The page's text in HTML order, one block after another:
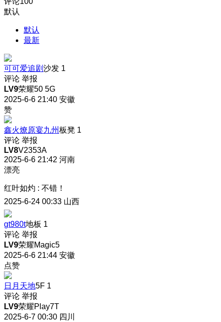
默认
默认
最新
可可爱追剧沙发 1
评论 举报
LV9荣耀50 5G
2025-6-6 21:40 安徽
赞
鑫火燎原宴九州板凳 1
评论 举报
LV8V2353A
2025-6-6 21:42 河南
漂亮
红叶如灼 : 不错！
2025-6-24 00:33 山西
gt980t地板 1
评论 举报
LV9荣耀Magic5
2025-6-6 21:44 安徽
点赞
日月天地5F 1
评论 举报
LV9荣耀Play7T
2025-6-7 00:30 四川